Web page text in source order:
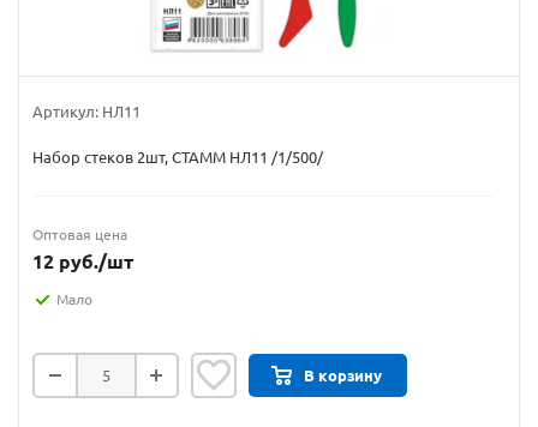
Артикул: НЛ11
Набор стеков 2шт, СТАММ НЛ11 /1/500/
Оптовая цена
12 руб./шт
Мало
В корзину